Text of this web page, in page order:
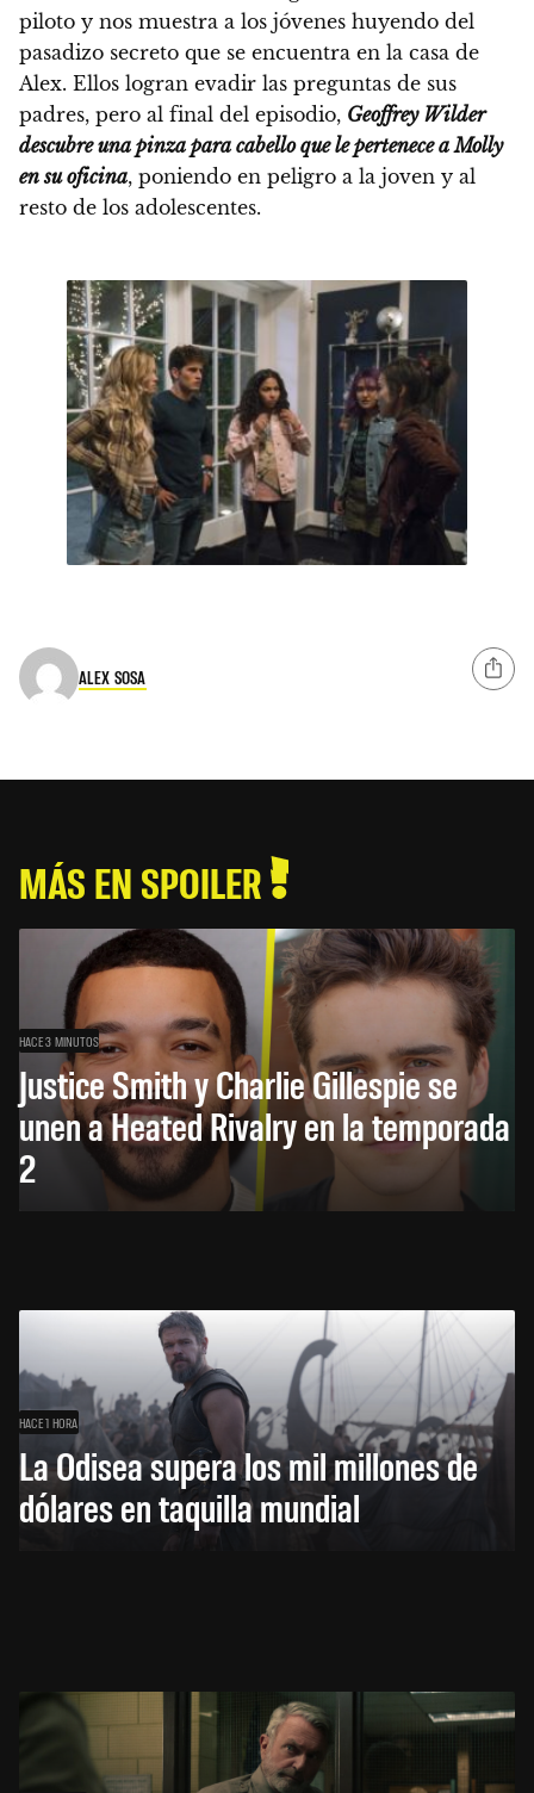
piloto y nos muestra a los jóvenes huyendo del
pasadizo secreto que se encuentra en la casa de
Alex. Ellos logran evadir las preguntas de sus
padres, pero al final del episodio, Geoffrey Wilder
descubre una pinza para cabello que le pertenece a Molly
en su oficina, poniendo en peligro a la joven y al
resto de los adolescentes.
ALEX SOSA
MÁS EN SPOILER
HACE 3 MINUTOS
Justice Smith y Charlie Gillespie se
unen a Heated Rivalry en la temporada
2
HACE 1 HORA
La Odisea supera los mil millones de
dólares en taquilla mundial